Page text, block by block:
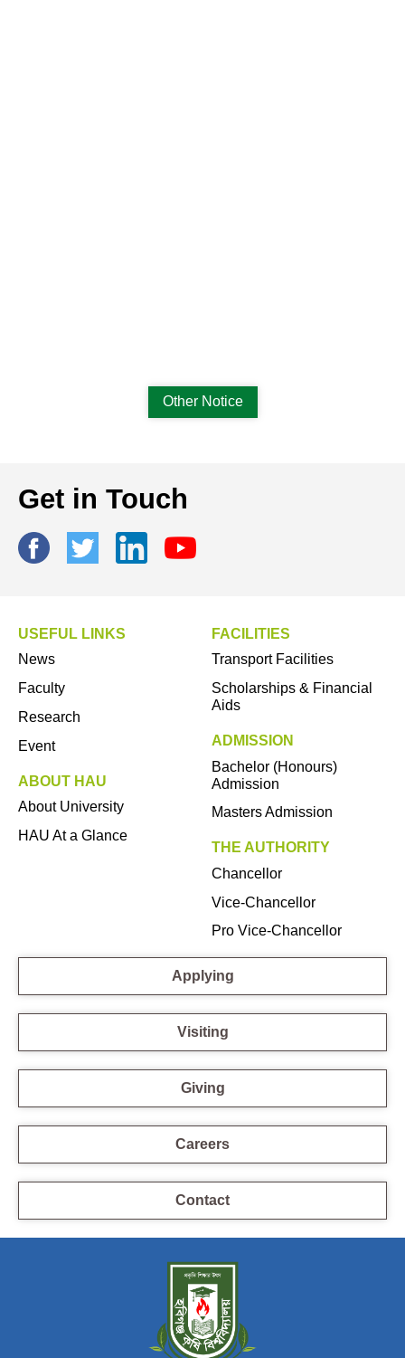
Other Notice
Get in Touch
USEFUL LINKS
News
Faculty
Research
Event
ABOUT HAU
About University
HAU At a Glance
FACILITIES
Transport Facilities
Scholarships & Financial
Aids
ADMISSION
Bachelor (Honours)
Admission
Masters Admission
THE AUTHORITY
Chancellor
Vice-Chancellor
Pro Vice-Chancellor
Applying
Visiting
Giving
Careers
Contact